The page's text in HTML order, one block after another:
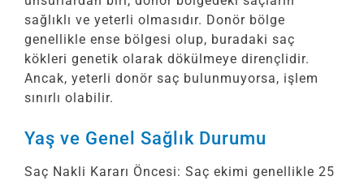
sağlıklı ve yeterli olmasıdır. Donör bölge
genellikle ense bölgesi olup, buradaki saç
kökleri genetik olarak dökülmeye dirençlidir.
Ancak, yeterli donör saç bulunmuyorsa, işlem
sınırlı olabilir.
Yaş ve Genel Sağlık Durumu
Saç Nakli Kararı Öncesi: Saç ekimi genellikle 25